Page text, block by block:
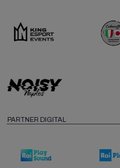
PARTNER DIGITAL